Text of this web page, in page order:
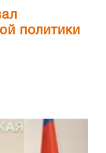
политики